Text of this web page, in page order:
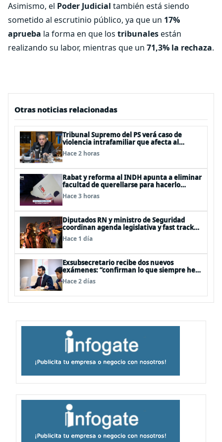
Asimismo, el Poder Judicial también está siendo
sometido al escrutinio público, ya que un 17%
aprueba la forma en que los tribunalesestán
realizando su labor, mientras que un 71,3% la rechaza.
Otras noticias relacionadas
Tribunal Supremo del PS verá caso de
violencia intrafamiliar que afecta al
senador Fidel Espinoza
Hace 2 horas
Rabat y reforma al INDH apunta a eliminar
facultad de querellarse para hacerlo
“consultivo”
Hace 3 horas
Diputados RN y ministro de Seguridad
coordinan agenda legislativa y fast track
de proyectos
Hace 1 día
Exsubsecretario recibe dos nuevos
exámenes: “confirman lo que siempre he
dicho que no consumo droga”
Hace 2 días